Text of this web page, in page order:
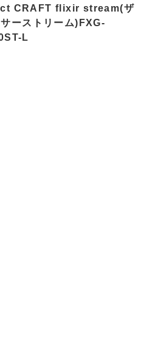
CRAFT flixir stream(ザ
ーストリーム)FXG-
L